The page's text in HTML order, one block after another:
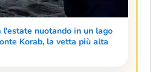
l'estate nuotando in un lago
Korab, la vetta più alta